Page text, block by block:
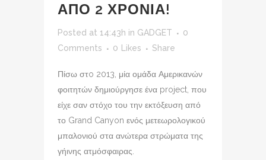
ΑΠΟ 2 ΧΡΟΝΙΑ!
Posted at 14:43h in GADGET
0
Comments
0 Likes Share
Πίσω στo 2013, μία ομάδα Αμερικανών
φοιτητών δημιούργησε ένα project, που
είχε σαν στόχο του την εκτόξευση από
το Grand Canyon ενός μετεωρολογικού
μπαλονιού στα ανώτερα στρώματα της
γήινης ατμόσφαιρας.